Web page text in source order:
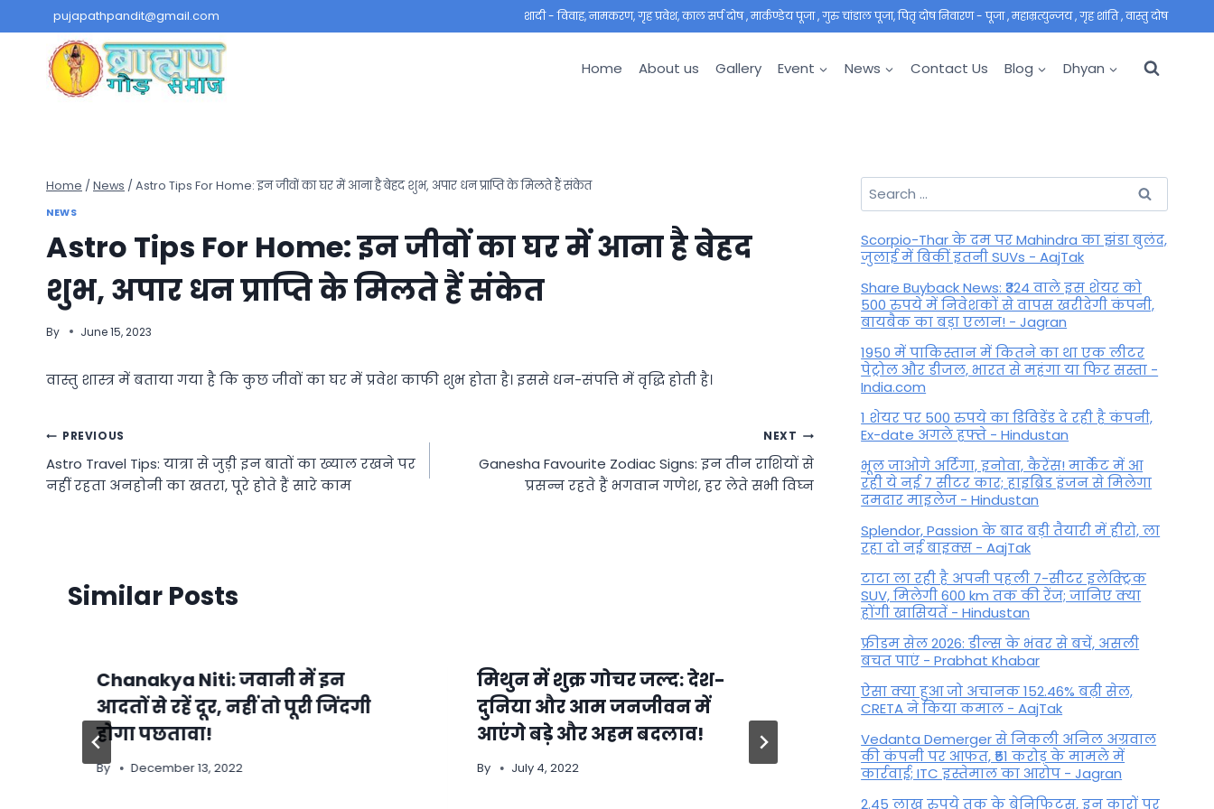
to
content
pujapathpandit@gmail.com शादी - विवाह, नामकरण, गृह प्रवेश, काल सर्प दोष , मार्कण्डेय पूजा , गुरु चांडाल पूजा, पितृ दोष निवारण - पूजा , महाम्रत्युन्जय , गृह शांति , वास्तु दोष
Home About us Gallery Event News Contact Us Blog Dhyan
Home / News / Astro Tips For Home: इन जीवों का घर में आना है बेहद शुभ, अपार धन प्राप्ति के मिलते हैं संकेत
NEWS
Astro Tips For Home: इन जीवों का घर में आना है बेहद
शुभ, अपार धन प्राप्ति के मिलते हैं संकेत
By June 15, 2023
वास्तु शास्त्र में बताया गया है कि कुछ जीवों का घर में प्रवेश काफी शुभ होता है। इससे धन-संपत्ति में वृद्धि होती है।
Post
navigation
PREVIOUS
Astro Travel Tips: यात्रा से जुड़ी इन बातों का ख्याल रखने पर
नहीं रहता अनहोनी का खतरा, पूरे होते हैं सारे काम
NEXT
Ganesha Favourite Zodiac Signs: इन तीन राशियों से
प्रसन्न रहते हैं भगवान गणेश, हर लेते सभी विघ्न
Similar Posts
Chanakya Niti: जवानी में इन
आदतों से रहें दूर, नहीं तो पूरी जिंदगी
होगा पछतावा!
By December 13, 2022
मिथुन में शुक्र गोचर जल्द: देश-
दुनिया और आम जनजीवन में
आएंगे बड़े और अहम बदलाव!
By July 4, 2022
साप्ताहिक राशिफल 21 अगस्त से 27
अगस्त 2023: सात दिन तक इन
राशि वालों पर बरसेगा धन!
By August 20, 2023
Search
for:
Scorpio-Thar के दम पर Mahindra का झंडा बुलंद,
जुलाई में बिकीं इतनी SUVs - AajTak
Share Buyback News: ₹324 वाले इस शेयर को
500 रुपये में निवेशकों से वापस खरीदेगी कंपनी,
बायबैक का बड़ा एलान! - Jagran
1950 में पाकिस्तान में कितने का था एक लीटर
पेट्रोल और डीजल, भारत से महंगा या फिर सस्ता -
India.com
1 शेयर पर 500 रुपये का डिविडेंड दे रही है कंपनी,
Ex-date अगले हफ्ते - Hindustan
भूल जाओगे अर्टिगा, इनोवा, कैरेंस! मार्केट में आ
रही ये नई 7 सीटर कार; हाइब्रिड इंजन से मिलेगा
दमदार माइलेज - Hindustan
Splendor, Passion के बाद बड़ी तैयारी में हीरो, ला
रहा दो नई बाइक्स - AajTak
टाटा ला रही है अपनी पहली 7-सीटर इलेक्ट्रिक
SUV, मिलेगी 600 km तक की रेंज; जानिए क्या
होंगी खासियतें - Hindustan
फ्रीडम सेल 2026: डील्स के भंवर से बचें, असली
बचत पाएं - Prabhat Khabar
ऐसा क्या हुआ जो अचानक 152.46% बढ़ी सेल,
CRETA ने किया कमाल - AajTak
Vedanta Demerger से निकली अनिल अग्रवाल
की कंपनी पर आफत, ₹51 करोड़ के मामले में
कार्रवाई; ITC इस्तेमाल का आरोप - Jagran
2.45 लाख रुपये तक के बेनिफिट्स, इन कारों पर